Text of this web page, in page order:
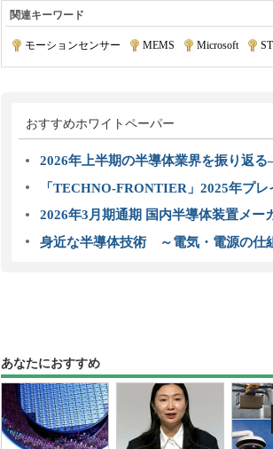
関連キーワード
モーションセンサー MEMS Microsoft|
おすすめホワイトペーパー
2026年上半期の半導体業界を振り返
「TECHNO-FRONTIER」2025年プレ
2026年3月期通期 国内半導体装置メー
身近な半導体技術 ～電気・電源の仕
あなたにおすすめ